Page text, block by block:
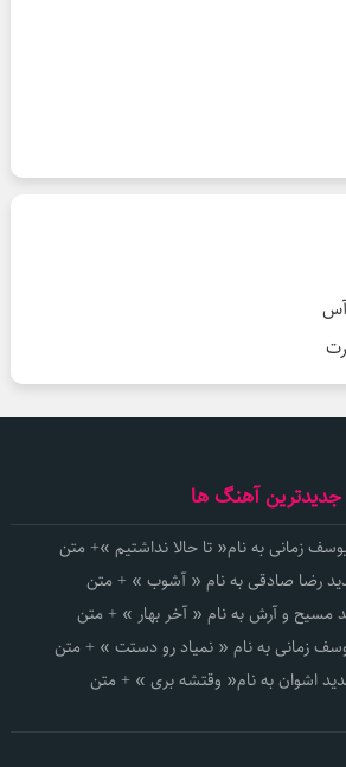
آس
جدیدترین آهنگ ها
زمانی به نام« تا حالا نداشتیم »+ متن
رضا صادقی به نام « آشوب » + متن
مسیح و آرش به نام « آخر بهار » + متن
زمانی به نام « نمیاد رو دستت » + متن
اشوان به نام« وقتشه بری » + متن